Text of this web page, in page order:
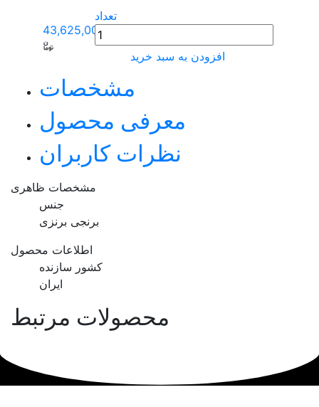
43,625,000
تعداد
افزودن به سبد خرید
مشخصات
معرفی محصول
نظرات کاربران
مشخصات ظاهری
جنس
برنجی برنزی
اطلاعات محصول
کشور سازنده
ایران
محصولات مرتبط